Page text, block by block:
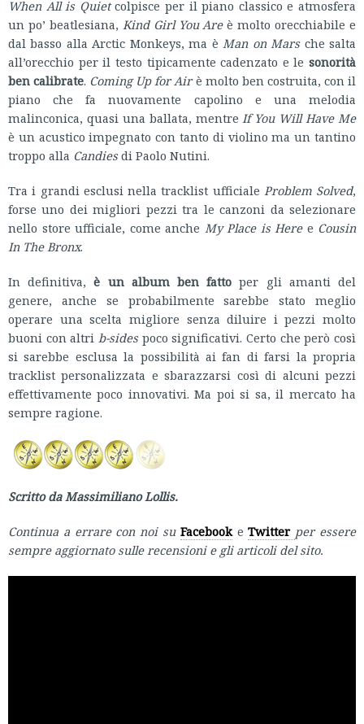
When All is Quietcolpisce per il piano classico e atmosfera
un po’ beatlesiana, Kind Girl You Areè molto orecchiabile e
dal basso alla Arctic Monkeys, ma èMan on Marsche salta
all’orecchio per il testo tipicamente cadenzato e le sonorità
ben calibrate. Coming Up for Airè molto ben costruita, con il
piano che fa nuovamente capolino e una melodia
malinconica, quasi una ballata, mentreIf You Will Have Me
è un acustico impegnato con tanto di violino ma un tantino
troppo alla Candiesdi Paolo Nutini.
Tra i grandi esclusi nella tracklist ufficiale Problem Solved,
forse uno dei migliori pezzi tra le canzoni da selezionare
nello store ufficiale, come anche My Place is Heree Cousin
In The Bronx.
In definitiva,è un album ben fatto per gli amanti del
genere, anche se probabilmente sarebbe stato meglio
operare una scelta migliore senza diluire i pezzi molto
buoni con altri b-sidespoco significativi. Certo che però così
si sarebbe esclusa la possibilità ai fan di farsi la propria
tracklist personalizzata e sbarazzarsi così di alcuni pezzi
effettivamente poco innovativi. Ma poi si sa, il mercato ha
sempre ragione.
Scritto da Massimiliano Lollis.
Continua a errare con noi su Facebook e Twitter per essere
sempre aggiornato sulle recensioni e gli articoli del sito.